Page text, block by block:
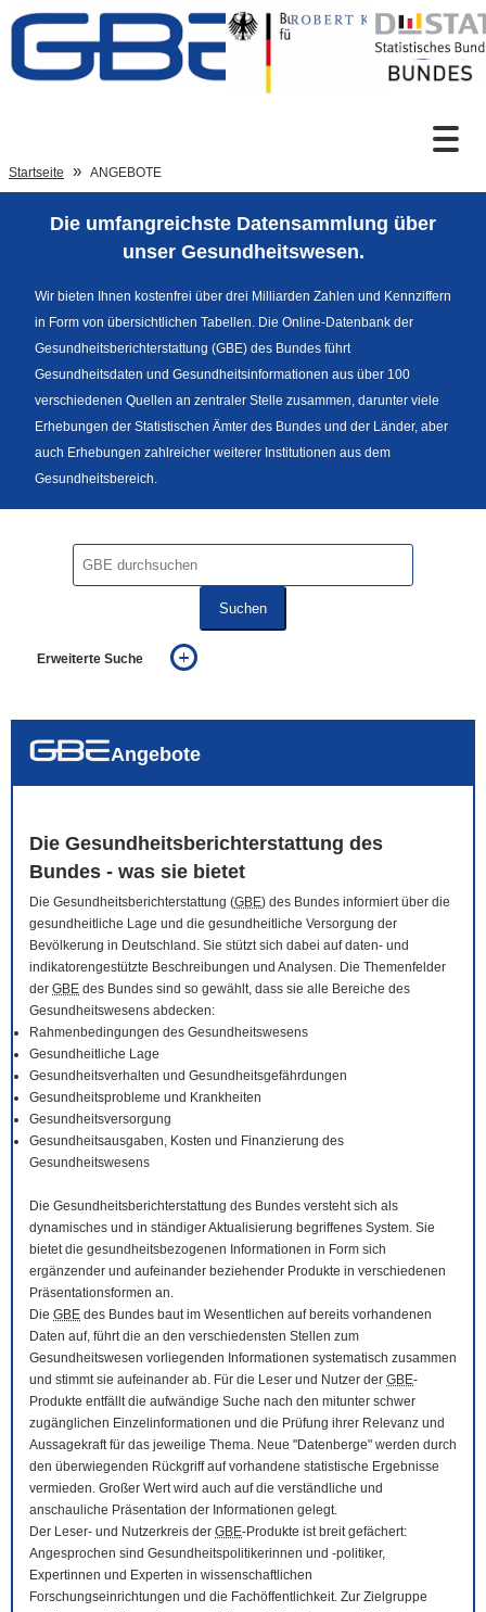
Zum Inhalt
Sprachumschaltung
Fußzeile
Startseite ANGEBOTE
Die umfangreichste Datensammlung über
unser Gesundheitswesen.
Wir bieten Ihnen kostenfrei über drei Milliarden Zahlen und Kennziffern
in Form von übersichtlichen Tabellen. Die Online-Datenbank der
Gesundheitsberichterstattung (GBE) des Bundes führt
Gesundheitsdaten und Gesundheitsinformationen aus über 100
verschiedenen Quellen an zentraler Stelle zusammen, darunter viele
Erhebungen der Statistischen Ämter des Bundes und der Länder, aber
auch Erhebungen zahlreicher weiterer Institutionen aus dem
Gesundheitsbereich.
Suchen
Erweiterte Suche
auch in allen Texten suchen (Volltextsuche)
Angebote
Die Gesundheitsberichterstattung des
Bundes - was sie bietet
Die Gesundheitsberichterstattung (GBE) des Bundes informiert über die
gesundheitliche Lage und die gesundheitliche Versorgung der
Bevölkerung in Deutschland. Sie stützt sich dabei auf daten- und
indikatorengestützte Beschreibungen und Analysen. Die Themenfelder
der GBE des Bundes sind so gewählt, dass sie alle Bereiche des
Gesundheitswesens abdecken:
Rahmenbedingungen des Gesundheitswesens
Gesundheitliche Lage
Gesundheitsverhalten und Gesundheitsgefährdungen
Gesundheitsprobleme und Krankheiten
Gesundheitsversorgung
Gesundheitsausgaben, Kosten und Finanzierung des
Gesundheitswesens
Die Gesundheitsberichterstattung des Bundes versteht sich als
dynamisches und in ständiger Aktualisierung begriffenes System. Sie
bietet die gesundheitsbezogenen Informationen in Form sich
ergänzender und aufeinander beziehender Produkte in verschiedenen
Präsentationsformen an.
Die GBE des Bundes baut im Wesentlichen auf bereits vorhandenen
Daten auf, führt die an den verschiedensten Stellen zum
Gesundheitswesen vorliegenden Informationen systematisch zusammen
und stimmt sie aufeinander ab. Für die Leser und Nutzer der GBE-
Produkte entfällt die aufwändige Suche nach den mitunter schwer
zugänglichen Einzelinformationen und die Prüfung ihrer Relevanz und
Aussagekraft für das jeweilige Thema. Neue "Datenberge" werden durch
den überwiegenden Rückgriff auf vorhandene statistische Ergebnisse
vermieden. Großer Wert wird auch auf die verständliche und
anschauliche Präsentation der Informationen gelegt.
Der Leser- und Nutzerkreis der GBE-Produkte ist breit gefächert:
Angesprochen sind Gesundheitspolitikerinnen und -politiker,
Expertinnen und Experten in wissenschaftlichen
Forschungseinrichtungen und die Fachöffentlichkeit. Zur Zielgruppe